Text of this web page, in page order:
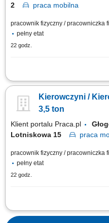
2 praca mobilna
pracownik fizyczny / pracowniczka
pełny etat
22 godz.
Kierowanie pojazdem do 3,5 tony,
pocztowych, w tym praca fizyczna.
dokumentacji dostaw.
Kierowczyni /
3,5 ton
Klient portalu Praca.pl
Lotniskowa 15
praca
pracownik fizyczny / pracowniczka
pełny etat
22 godz.
Kierowanie pojazdem do 3,5 tony,
i stanem technicznym pojazdu.